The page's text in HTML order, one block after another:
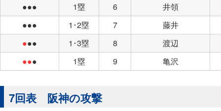
●●●
1塁 6
井領
●●●
1･2塁 7
藤井
●●● 1･3塁 8
渡辺
●●● 1塁 9 亀沢
7回表 阪神の攻撃